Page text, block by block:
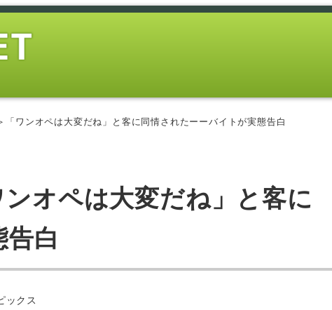
「ワンオペは大変だね」と客に同情されたーーバイトが実態告白
オペは大変だね」と客に
告白
ックス